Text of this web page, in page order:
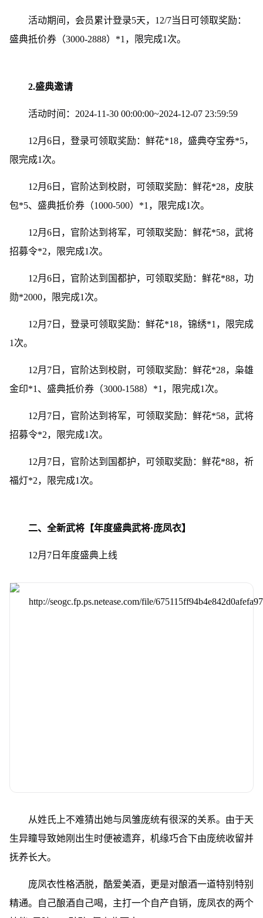
活动期间，会员累计登录5天，12/7当日可领取奖励：
盛典抵价券（3000-2888）*1，限完成1次。
2.盛典邀请
活动时间：2024-11-30 00:00:00~2024-12-07 23:59:59
12月6日，登录可领取奖励：鲜花*18，盛典夺宝券*5，
限完成1次。
12月6日，官阶达到校尉，可领取奖励：鲜花*28，皮肤
包*5、盛典抵价券（1000-500）*1，限完成1次。
12月6日，官阶达到将军，可领取奖励：鲜花*58，武将
招募令*2，限完成1次。
12月6日，官阶达到国都护，可领取奖励：鲜花*88，功
勋*2000，限完成1次。
12月7日，登录可领取奖励：鲜花*18，锦绣*1，限完成
1次。
12月7日，官阶达到校尉，可领取奖励：鲜花*28，枭雄
金印*1、盛典抵价券（3000-1588）*1，限完成1次。
12月7日，官阶达到将军，可领取奖励：鲜花*58，武将
招募令*2，限完成1次。
12月7日，官阶达到国都护，可领取奖励：鲜花*88，祈
福灯*2，限完成1次。
二、全新武将【年度盛典武将·庞凤衣】
12月7日年度盛典上线
从姓氏上不难猜出她与凤雏庞统有很深的关系。由于天
生异瞳导致她刚出生时便被遗弃，机缘巧合下由庞统收留并
抚养长大。
庞凤衣性格洒脱，酷爱美酒，更是对酿酒一道特别特别
精通。自己酿酒自己喝，主打一个自产自销，庞凤衣的两个